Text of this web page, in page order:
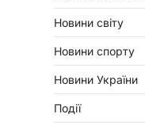
Новини світу
Новини спорту
Новини України
Події